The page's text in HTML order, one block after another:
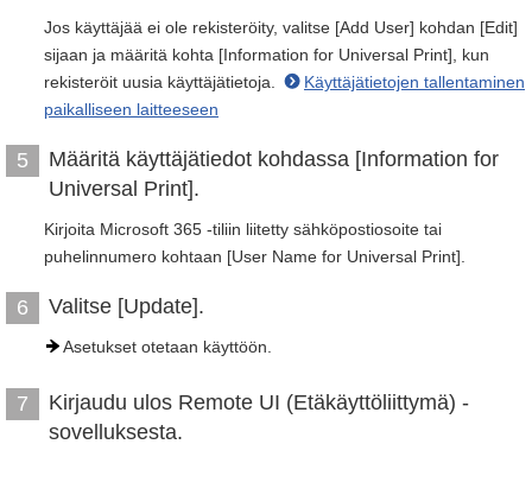
Jos käyttäjää ei ole rekisteröity, valitse [Add User] kohdan [Edit]
sijaan ja määritä kohta [Information for Universal Print], kun
rekisteröit uusia käyttäjätietoja.
Käyttäjätietojen tallentaminen
paikalliseen laitteeseen
5
Määritä käyttäjätiedot kohdassa [Information for
Universal Print].
Kirjoita Microsoft 365 -tiliin liitetty sähköpostiosoite tai
puhelinnumero kohtaan [User Name for Universal Print].
6 Valitse [Update].
Asetukset otetaan käyttöön.
7
Kirjaudu ulos Remote UI (Etäkäyttöliittymä) -
sovelluksesta.